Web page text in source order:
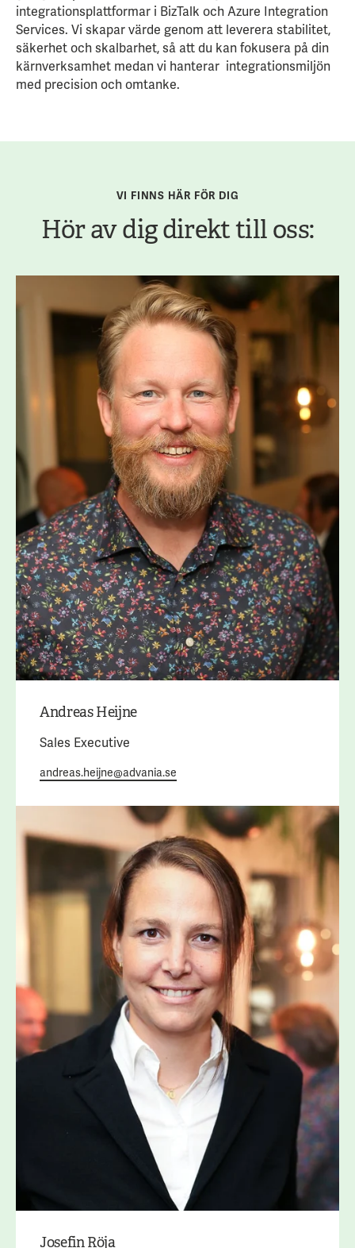
integrationsplattformar i BizTalk och Azure Integration
Services. Vi skapar värde genom att leverera stabilitet,
säkerhet och skalbarhet, så att du kan fokusera på din
kärnverksamhet medan vi hanterar integrationsmiljön
med precision och omtanke.
VI FINNS HÄR FÖR DIG
Hör av dig direkt till oss:
Andreas Heijne
Sales Executive
andreas.heijne@advania.se
Josefin Röja